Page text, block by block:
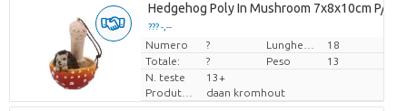
Hedgehog Poly In Mushroom 7x8x10cm P/1
??? -,--
Prezzo x uno
Numero ?
18
Totale:
? Peso
13
N. teste
13+
Produttore
daan kromhout